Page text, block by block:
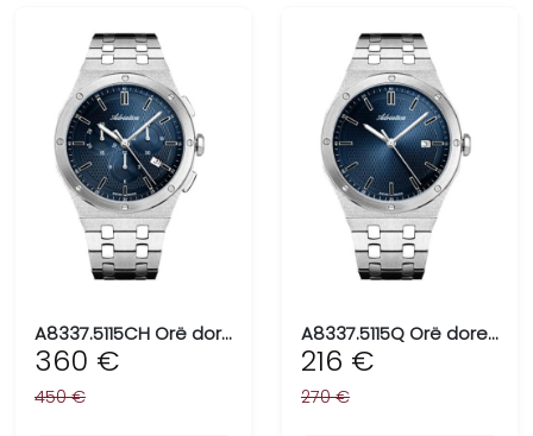
A8337.5115CH Orë dore për meshkuj ADRIATICA, Swiss Made
360 €
450 €
A8337.5115Q Orë dore për meshkuj ADRIATICA, Swiss Made
216 €
270 €